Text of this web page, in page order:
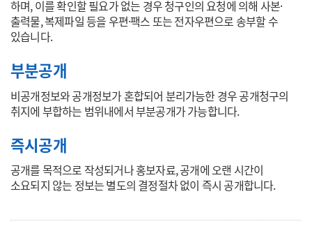
하며, 이를 확인할 필요가 없는 경우 청구인의 요청에 의해 사본·
출력물, 복제파일 등을 우편·팩스 또는 전자우편으로 송부할 수
있습니다.
부분공개
비공개정보와 공개정보가 혼합되어 분리가능한 경우 공개청구의
취지에 부합하는 범위내에서 부분공개가 가능합니다.
즉시공개
공개를 목적으로 작성되거나 홍보자료, 공개에 오랜 시간이
소요되지 않는 정보는 별도의 결정절차 없이 즉시 공개합니다.